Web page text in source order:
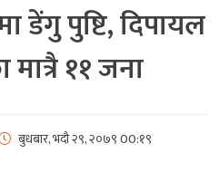
डेंगु पुष्टि, दिपायल
११ जना
बुधबार, भदौ २९, २०७९00:१९